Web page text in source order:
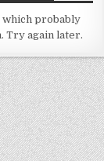
probably
Try again later.